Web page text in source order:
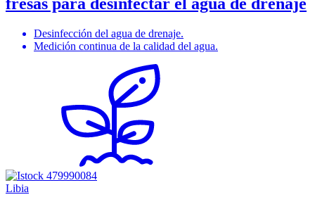
Desinfección del agua de drenaje.
Medición continua de la calidad del agua.
Libia